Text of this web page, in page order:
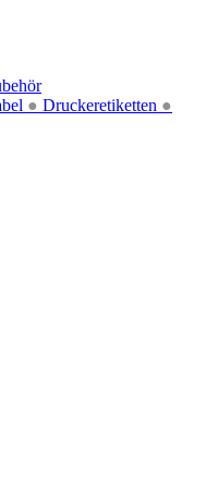
● Druckeretiketten ●